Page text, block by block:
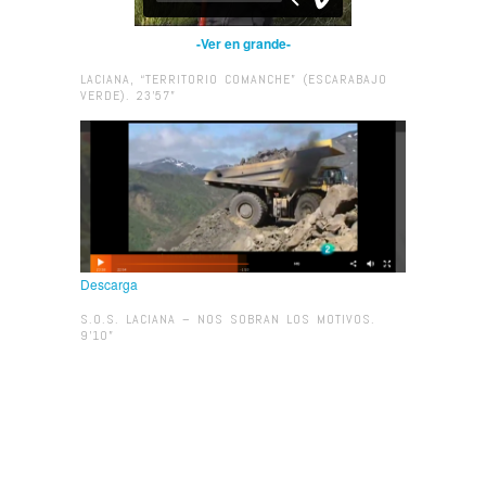
-Ver en grande-
LACIANA, “TERRITORIO COMANCHE” (ESCARABAJO
VERDE). 23’57”
Descarga
S.O.S. LACIANA – NOS SOBRAN LOS MOTIVOS.
9’10”